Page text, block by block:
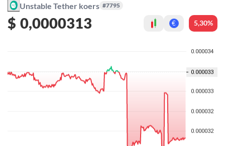
Unstable Tether koers #7795
$ 0,0000313 € 5,30%